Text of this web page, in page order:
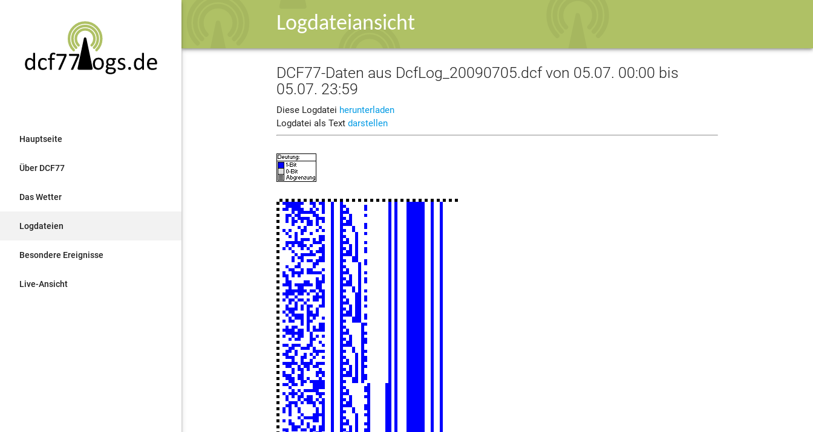
Logdateiansicht
Hauptseite
Über DCF77
Das Wetter
Logdateien
Besondere Ereignisse
Live-Ansicht
DCF77-Daten aus DcfLog_20090705.dcf von 05.07. 00:00 bis
05.07. 23:59
Diese Logdatei herunterladen
Logdatei als Text darstellen